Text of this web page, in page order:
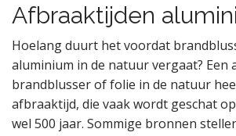
Afbraaktijden
Hoelang duurt het voordat
aluminium in de natuur vergaat? Een
brandblusser of folie in de natuur
afbraaktijd, die vaak wordt geschat
wel 500 jaar. Sommige bronnen